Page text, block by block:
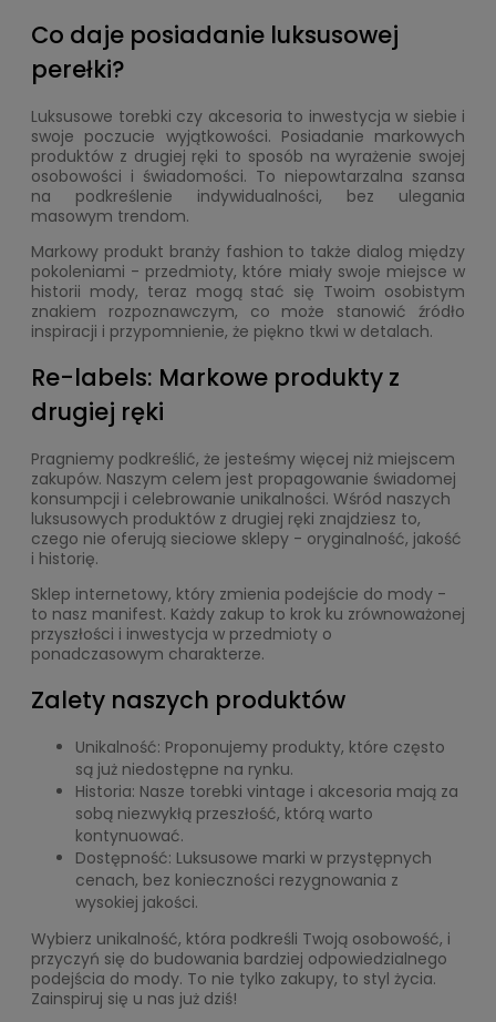
Co daje posiadanie luksusowej
perełki?
Luksusowe torebki czy akcesoria to inwestycja w siebie i
swoje poczucie wyjątkowości. Posiadanie markowych
produktów z drugiej ręki to sposób na wyrażenie swojej
osobowości i świadomości. To niepowtarzalna szansa
na podkreślenie indywidualności, bez ulegania
masowym trendom.
Markowy produkt branży fashion to także dialog między
pokoleniami - przedmioty, które miały swoje miejsce w
historii mody, teraz mogą stać się Twoim osobistym
znakiem rozpoznawczym, co może stanowić źródło
inspiracji i przypomnienie, że piękno tkwi w detalach.
Re-labels: Markowe produkty z
drugiej ręki
Pragniemy podkreślić, że jesteśmy więcej niż miejscem
zakupów. Naszym celem jest propagowanie świadomej
konsumpcji i celebrowanie unikalności. Wśród naszych
luksusowych produktów z drugiej ręki znajdziesz to,
czego nie oferują sieciowe sklepy - oryginalność, jakość
i historię.
Sklep internetowy, który zmienia podejście do mody -
to nasz manifest. Każdy zakup to krok ku zrównoważonej
przyszłości i inwestycja w przedmioty o
ponadczasowym charakterze.
Zalety naszych produktów
Unikalność: Proponujemy produkty, które często
są już niedostępne na rynku.
Historia: Nasze torebki vintage i akcesoria mają za
sobą niezwykłą przeszłość, którą warto
kontynuować.
Dostępność: Luksusowe marki w przystępnych
cenach, bez konieczności rezygnowania z
wysokiej jakości.
Wybierz unikalność, która podkreśli Twoją osobowość, i
przyczyń się do budowania bardziej odpowiedzialnego
podejścia do mody. To nie tylko zakupy, to styl życia.
Zainspiruj się u nas już dziś!